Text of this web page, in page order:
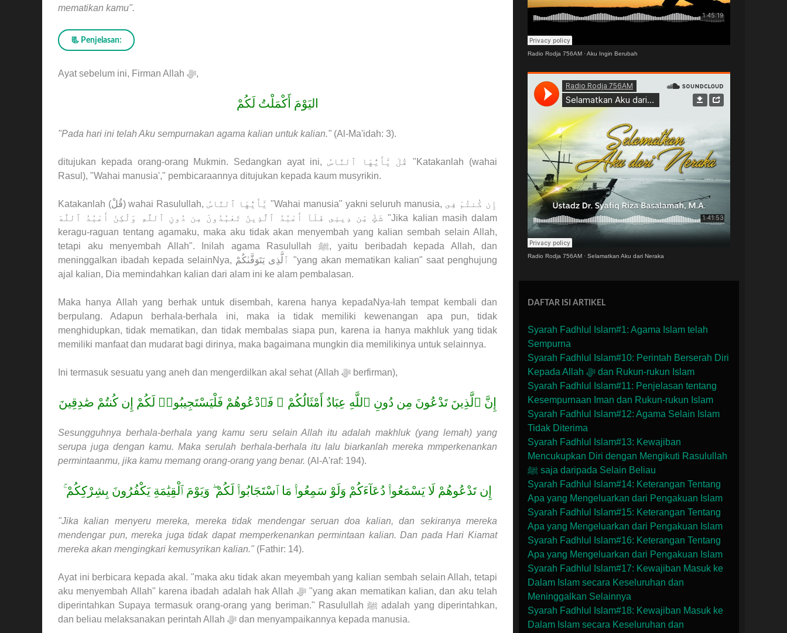
mematikan kamu".
📃 Penjelasan:
Ayat sebelum ini, Firman Allah ﷻ,
اليَوْمَ أَكْمَلْتُ لَكُمْ
"Pada hari ini telah Aku sempurnakan agama kalian untuk kalian." (Al-Ma'idah: 3).
ditujukan kepada orang-orang Mukmin. Sedangkan ayat ini, قُلْ يَٰٓأَيُّهَا ٱلنَّاسُ
"Katakanlah (wahai
Rasul), "Wahai manusia'," pembicaraannya ditujukan kepada kaum musyrikin.
Katakanlah (قُلْ) wahai Rasulullah, يَٰٓأَيُّهَا ٱلنَّاسُ "Wahai manusia" yakni seluruh manusia, إِن كُنتُمْ فِى
شَكٍّ مِّن دِينِى فَلَآ أَعْبُدُ ٱلَّذِينَ تَعْبُدُونَ مِن دُونِ ٱللَّهِ وَلَٰكِنْ أَعْبُدُ ٱللَّهَ "Jika kalian masih dalam
keragu-raguan tentang agamaku, maka aku tidak akan menyembah yang kalian sembah selain Allah,
tetapi aku menyembah Allah". Inilah agama Rasulullah ﷺ, yaitu beribadah kepada Allah, dan
meninggalkan ibadah kepada selainNya, ٱلَّذِى يَتَوَفَّىٰكُمْ "yang akan mematikan kalian" saat penghujung
ajal kalian, Dia memindahkan kalian dari alam ini ke alam pembalasan.
Maka hanya Allah yang berhak untuk disembah, karena hanya kepadaNya-lah tempat kembali dan
berpulang. Adapun berhala-berhala ini, maka ia tidak memiliki kewenangan apa pun, tidak
menghidupkan, tidak mematikan, dan tidak membalas siapa pun, karena ia hanya makhluk yang tidak
memiliki manfaat dan mudarat bagi dirinya, maka bagaimana mungkin dia memilikinya untuk selainnya.
Ini termasuk sesuatu yang aneh dan mengerdilkan akal sehat (Allah ﷻ berfirman),
إِنَّ ٱلَّذِينَ تَدْعُونَ مِن دُونِ ٱللَّهِ عِبَادٌ أَمْثَالُكُمْ ۖ فَٱدْعُوهُمْ فَلْيَسْتَجِيبُوا۟ لَكُمْ إِن كُنتُمْ صَٰدِقِينَ
Sesungguhnya berhala-berhala yang kamu seru selain Allah itu adalah makhluk (yang lemah) yang
serupa juga dengan kamu. Maka serulah berhala-berhala itu lalu biarkanlah mereka mmperkenankan
permintaanmu, jika kamu memang orang-orang yang benar. (Al-A'raf: 194).
إِن تَدْعُوهُمْ لَا يَسْمَعُوا۟ دُعَآءَكُمْ وَلَوْ سَمِعُوا۟ مَا ٱسْتَجَابُوا۟ لَكُمْ ۖ وَيَوْمَ ٱلْقِيَٰمَةِ يَكْفُرُونَ بِشِرْكِكُمْ ۚ
"Jika kalian menyeru mereka, mereka tidak mendengar seruan doa kalian, dan sekiranya mereka
mendengar pun, mereka juga tidak dapat memperkenankan permintaan kalian. Dan pada Hari Kiamat
mereka akan mengingkari kemusyrikan kalian." (Fathir: 14).
Ayat ini berbicara kepada akal. "maka aku tidak akan meyembah yang kalian sembah selain Allah, tetapi
aku menyembah Allah" karena ibadah adalah hak Allah ﷻ "yang akan mematikan kalian, dan aku telah
diperintahkan Supaya termasuk orang-orang yang beriman." Rasulullah ﷺ adalah yang diperintahkan,
dan beliau melaksanakan perintah Allah ﷻ dan menyampaikannya kepada manusia.
Radio Rodja 756AM ·Aku Ingin Berubah
Radio Rodja 756AM · Selamatkan Aku dari Neraka
DAFTAR ISI ARTIKEL
Syarah Fadhlul Islam#1: Agama Islam telah
Sempurna
Syarah Fadhlul Islam#10: Perintah Berserah Diri
Kepada Allah ﷻ dan Rukun-rukun Islam
Syarah Fadhlul Islam#11: Penjelasan tentang
Kesempurnaan Iman dan Rukun-rukun Islam
Syarah Fadhlul Islam#12: Agama Selain Islam
Tidak Diterima
Syarah Fadhlul Islam#13: Kewajiban
Mencukupkan Diri dengan Mengikuti Rasulullah
ﷺ saja daripada Selain Beliau
Syarah Fadhlul Islam#14: Keterangan Tentang
Apa yang Mengeluarkan dari Pengakuan Islam
Syarah Fadhlul Islam#15: Keterangan Tentang
Apa yang Mengeluarkan dari Pengakuan Islam
Syarah Fadhlul Islam#16: Keterangan Tentang
Apa yang Mengeluarkan dari Pengakuan Islam
Syarah Fadhlul Islam#17: Kewajiban Masuk ke
Dalam Islam secara Keseluruhan dan
Meninggalkan Selainnya
Syarah Fadhlul Islam#18: Kewajiban Masuk ke
Dalam Islam secara Keseluruhan dan